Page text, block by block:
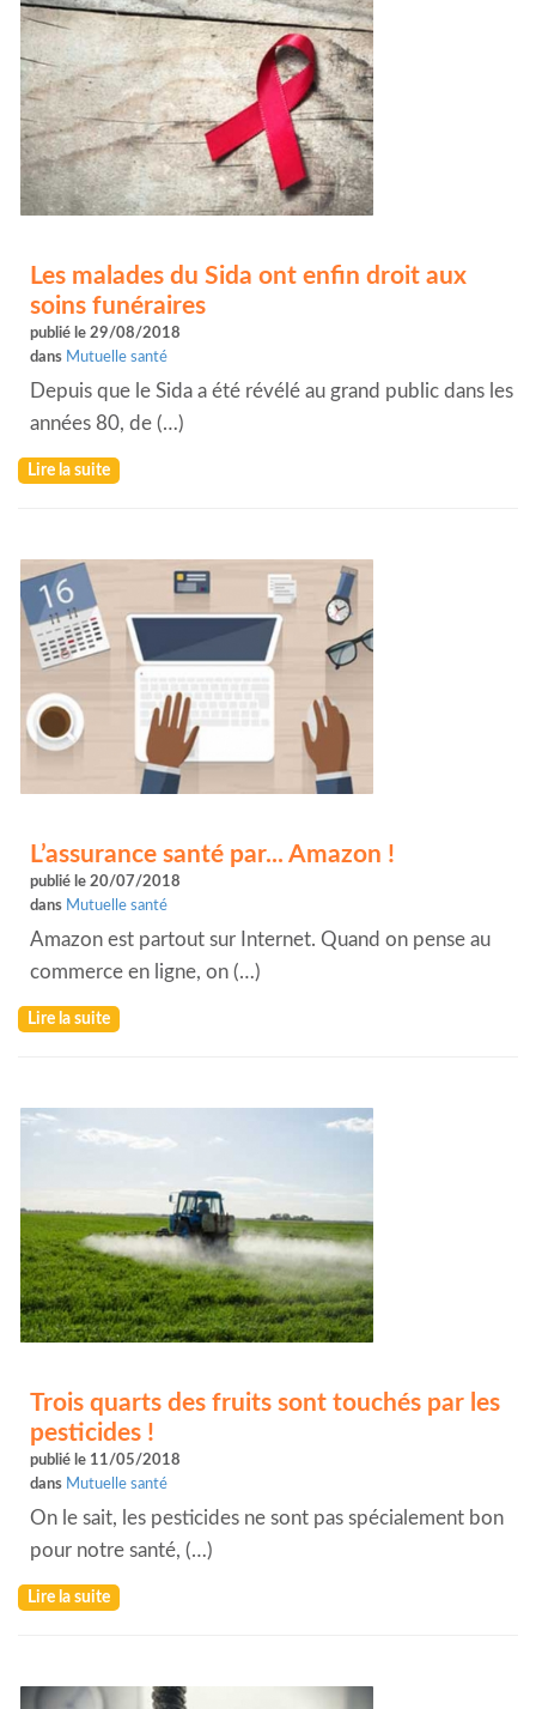
Les malades du Sida ont enfin droit aux
soins funéraires
publié le 29/08/2018
dans Mutuelle santé
Depuis que le Sida a été révélé au grand public dans les
années 80, de (…)
Lire la suite
L’assurance santé par... Amazon !
publié le 20/07/2018
dans Mutuelle santé
Amazon est partout sur Internet. Quand on pense au
commerce en ligne, on (…)
Lire la suite
Trois quarts des fruits sont touchés par les
pesticides !
publié le 11/05/2018
dans Mutuelle santé
On le sait, les pesticides ne sont pas spécialement bon
pour notre santé, (…)
Lire la suite